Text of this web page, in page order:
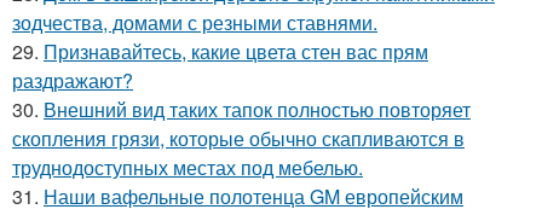
зодчества, домами с резными ставнями.
29. Признавайтесь, какие цвета стен вас прям
раздражают?
30. Внешний вид таких тапок полностью повторяет
скопления грязи, которые обычно скапливаются в
труднодоступных местах под мебелью.
31. Наши вафельные полотенца GM европейским